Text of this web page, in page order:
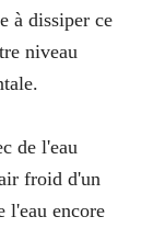
à dissiper ce
niveau
de l'eau
froid d'un
l'eau encore